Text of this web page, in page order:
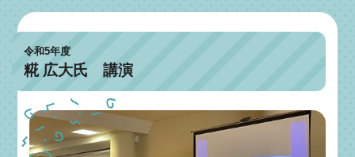
令和5年度
糀 広大氏 講演